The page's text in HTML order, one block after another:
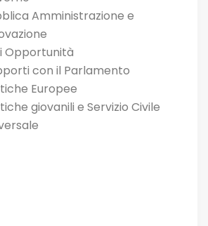
Amministrazione e
Opportunità
con il Parlamento
Europee
giovanili e Servizio Civile